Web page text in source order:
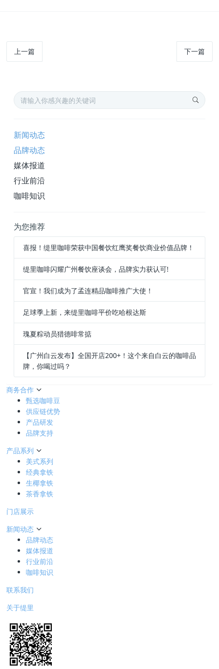
上一篇 下一篇
新闻动态
品牌动态
媒体报道
行业前沿
咖啡知识
为您推荐
喜报！缇里咖啡荣获中国餐饮红鹰奖餐饮商业价值品牌！
缇里咖啡闪耀广州餐饮座谈会，品牌实力获认可!
官宣！我们成为了孟连精品咖啡推广大使！
足球季上新，来缇里咖啡平价吃哈根达斯
瑰夏粽动员猎德啡常掂
【广州白云发布】全国开店200+！这个来自白云的咖啡品
牌，你喝过吗？
商务合作
甄选咖啡豆
供应链优势
产品研发
品牌支持
产品系列
美式系列
经典拿铁
生椰拿铁
茶香拿铁
门店展示
新闻动态
品牌动态
媒体报道
行业前沿
咖啡知识
联系我们
关于缇里